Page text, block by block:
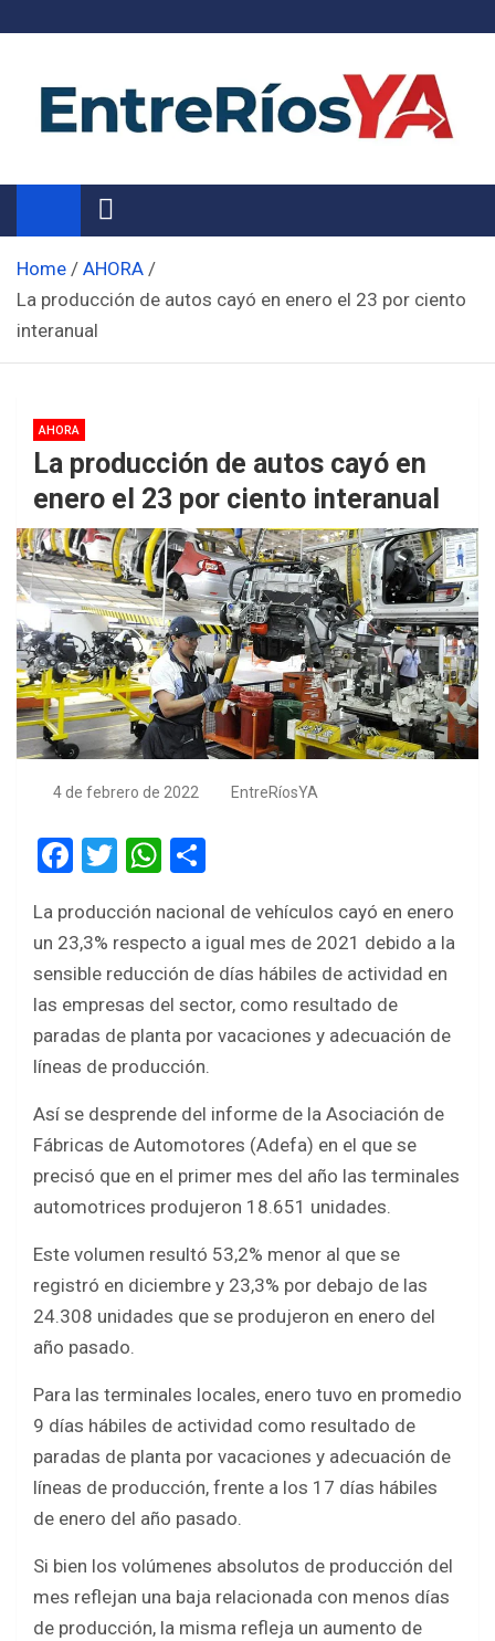
Noticias de Entre Ríos
Información de toda la provincia ahora
Home
AHORA
La producción de autos cayó en enero el 23 por ciento
interanual
AHORA
La producción de autos cayó en
enero el 23 por ciento interanual
4 de febrero de 2022 EntreRíosYA
F
ce
b
o
o
k
T
tt
er
W
at
s
A
p
p
ar
e
La producción nacional de vehículos cayó en enero
un 23,3% respecto a igual mes de 2021 debido a la
sensible reducción de días hábiles de actividad en
las empresas del sector, como resultado de
paradas de planta por vacaciones y adecuación de
líneas de producción.
Así se desprende del informe de la Asociación de
Fábricas de Automotores (Adefa) en el que se
precisó que en el primer mes del año las terminales
automotrices produjeron 18.651 unidades.
Este volumen resultó 53,2% menor al que se
registró en diciembre y 23,3% por debajo de las
24.308 unidades que se produjeron en enero del
año pasado.
Para las terminales locales, enero tuvo en promedio
9 días hábiles de actividad como resultado de
paradas de planta por vacaciones y adecuación de
líneas de producción, frente a los 17 días hábiles
de enero del año pasado.
Si bien los volúmenes absolutos de producción del
mes reflejan una baja relacionada con menos días
de producción, la misma refleja un aumento de